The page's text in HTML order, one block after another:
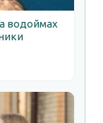
водоймах